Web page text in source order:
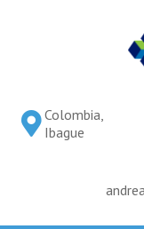
Colombia,
Ibague